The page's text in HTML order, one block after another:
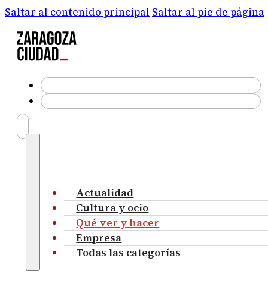
Saltar al contenido principal Saltar al pie de página
Actualidad
Cultura y ocio
Qué ver y hacer
Empresa
Todas las categorías